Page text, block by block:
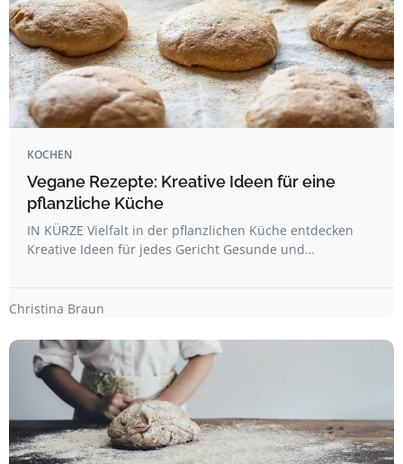
KOCHEN
Vegane Rezepte: Kreative Ideen für eine
pflanzliche Küche
IN KÜRZE Vielfalt in der pflanzlichen Küche entdecken
Kreative Ideen für jedes Gericht Gesunde und…
Christina Braun